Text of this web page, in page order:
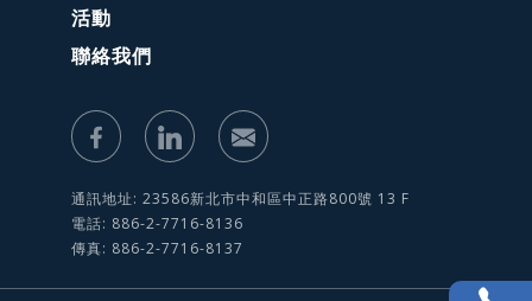
活動
聯絡我們
通訊地址: 23586新北市中和區中正路800號 13 F
電話: 886-2-7716-8136
傳真: 886-2-7716-8137